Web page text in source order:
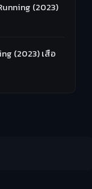
(2023)
(2023) เสือ